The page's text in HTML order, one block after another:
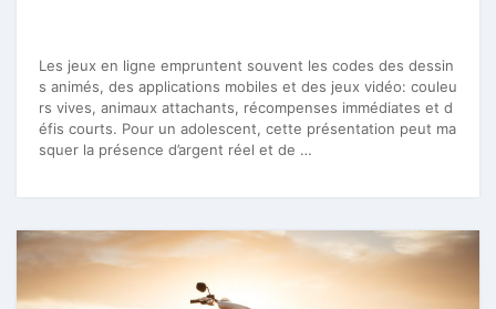
Les jeux en ligne empruntent souvent les codes des dessin
s animés, des applications mobiles et des jeux vidéo: couleu
rs vives, animaux attachants, récompenses immédiates et d
éfis courts. Pour un adolescent, cette présentation peut ma
squer la présence d’argent réel et de …